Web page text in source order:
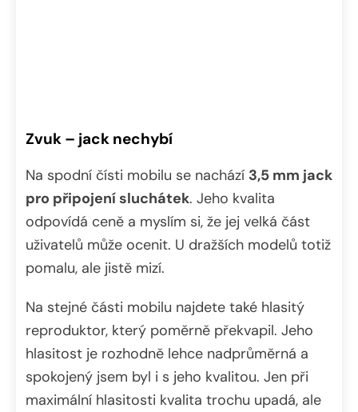
Zvuk – jack nechybí
Na spodní čísti mobilu se nachází 3,5 mm jack
pro připojení sluchátek. Jeho kvalita
odpovídá ceně a myslím si, že jej velká část
uživatelů může ocenit. U dražších modelů totiž
pomalu, ale jistě mizí.
Na stejné části mobilu najdete také hlasitý
reproduktor, který poměrně překvapil. Jeho
hlasitost je rozhodně lehce nadprůměrná a
spokojený jsem byl i s jeho kvalitou. Jen při
maximální hlasitosti kvalita trochu upadá, ale